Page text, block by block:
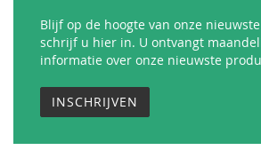
Blijf op de hoogte van onze
schrijf u hier in. U ontvangt
informatie over onze nieuwste
INSCHRIJVEN